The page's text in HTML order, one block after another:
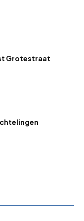
Grotestraat